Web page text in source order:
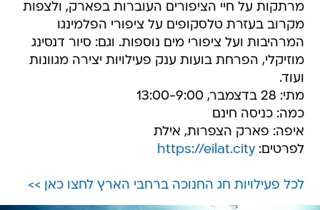
מרתקות על חיי הציפורים העוברות בפארק, ולצפות
מקרוב בעזרת טלסקופים על ציפורי הפלמינגו
המרהיבות ועל ציפורי מים נוספות. וגם: סיור דנסינג
מוזיקלי, הפרחת בועות ענק פעילויות יצירה מגוונות
ועוד.
מתי: 28 בדצמבר, 13:00-9:00
כמה: כניסה חינם
איפה: פארק הצפרות, אילת
לפרטים:https://eilat.city
לכל פעילויות חג החנוכה ברחבי הארץ לחצו כאן >>